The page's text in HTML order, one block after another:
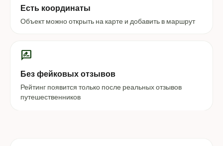
Есть координаты
Объект можно открыть на карте и добавить в маршрут
rate_review
Без фейковых отзывов
Рейтинг появится только после реальных отзывов
путешественников